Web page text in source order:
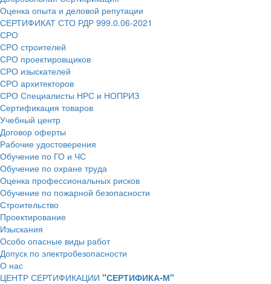
Оценка опыта и деловой репутации
СЕРТИФИКАТ СТО РДР 999.0.06-2021
СРО
СРО строителей
СРО проектировщиков
СРО изыскателей
СРО архитекторов
СРО Специалисты НРС и НОПРИЗ
Сертификация товаров
Учебный центр
Договор оферты
Рабочие удостоверения
Обучение по ГО и ЧС
Обучение по охране труда
Оценка профессиональных рисков
Обучение по пожарной безопасности
Строительство
Проектирование
Изыскания
Особо опасные виды работ
Допуск по электробезопасности
О нас
ЦЕНТР СЕРТИФИКАЦИИ "СЕРТИФИКА-М"